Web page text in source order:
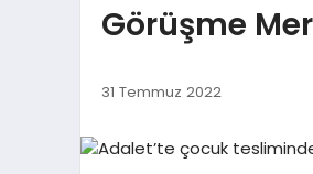
Görüşme
31 Temmuz 2022